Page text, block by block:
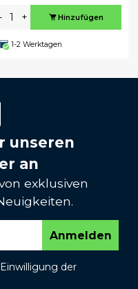
+ Hinzufügen
1-2 Werktagen
unseren
an
exklusiven
Anmelden
der